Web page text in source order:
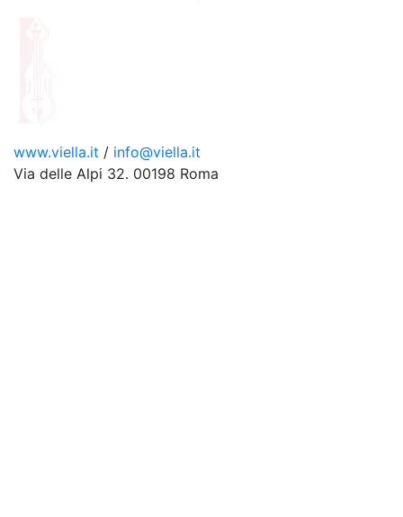
www.viella.it / info@viella.it
Via delle Alpi 32. 00198 Roma